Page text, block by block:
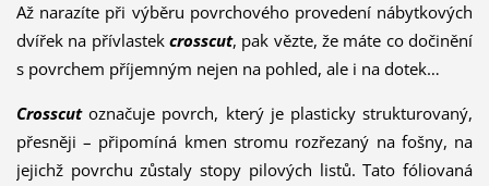
Až narazíte při výběru povrchového provedení nábytkových
dvířek na přívlastek crosscut, pak vězte, že máte co dočinění
s povrchem příjemným nejen na pohled, ale i na dotek…
Crosscutoznačuje povrch, který je plasticky strukturovaný,
přesněji – připomíná kmen stromu rozřezaný na fošny, na
jejichž povrchu zůstaly stopy pilových listů. Tato fóliovaná